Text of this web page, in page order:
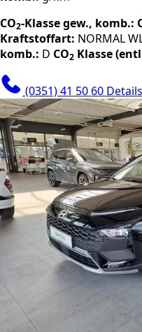
CO2-Klasse gew., komb.:
Kraftstoffart: NORMAL
komb.: D CO2 Klasse
(0351) 41 50 60 Details